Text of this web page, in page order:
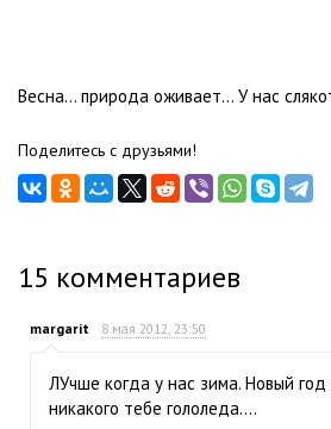
Весна... природа оживает... У нас
Поделитесь с друзьями!
15 комментариев
margarit 8 мая 2012, 23:50
ЛУчше когда у нас зима. Новый
никакого тебе гололеда....